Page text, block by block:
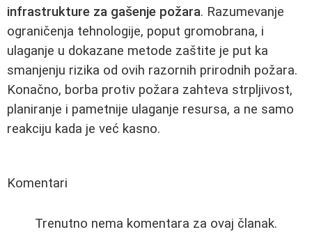
infrastrukture za gašenje požara. Razumevanje
ograničenja tehnologije, poput gromobrana, i
ulaganje u dokazane metode zaštite je put ka
smanjenju rizika od ovih razornih prirodnih požara.
Konačno, borba protiv požara zahteva strpljivost,
planiranje i pametnije ulaganje resursa, a ne samo
reakciju kada je već kasno.
Komentari
Trenutno nema komentara za ovaj članak.